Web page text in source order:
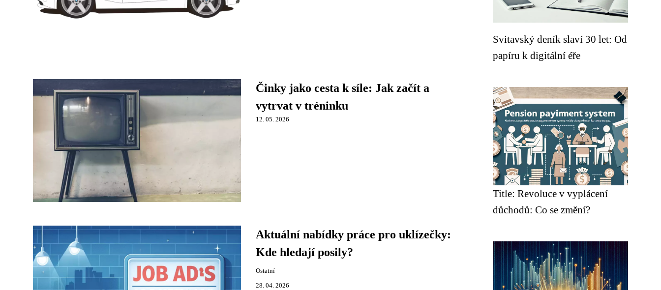
Činky jako cesta k síle: Jak začít a
vytrvat v tréninku
12. 05. 2026
Aktuální nabídky práce pro uklízečky:
Kde hledají posily?
Ostatní
28. 04. 2026
Svitavský deník slaví 30 let: Od
papíru k digitální éře
Title: Revoluce v vyplácení
důchodů: Co se změní?